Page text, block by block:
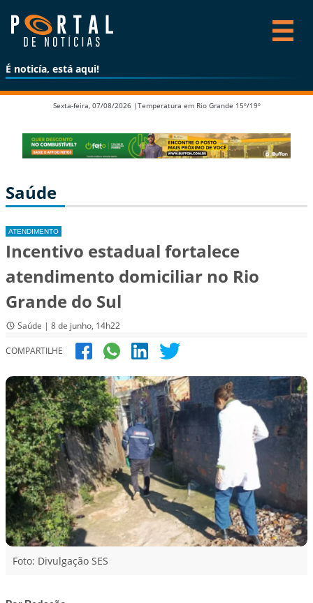
É noticía, está aqui!
Sexta-feira, 07/08/2026 | Temperatura em Rio Grande 15º/19º
Saúde
ATENDIMENTO
Incentivo estadual fortalece
atendimento domiciliar no Rio
Grande do Sul
Saúde | 8 de junho, 14h22
COMPARTILHE
Foto: Divulgação SES